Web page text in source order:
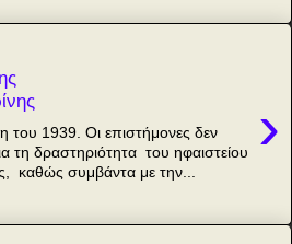
›
του 1939. Οι επιστήμονες δεν
τη δραστηριότητα του ηφαιστείου
καθώς συμβάντα με την...